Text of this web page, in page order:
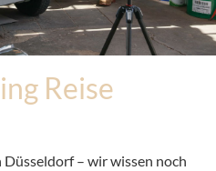
Reise
Düsseldorf – wir wissen noch